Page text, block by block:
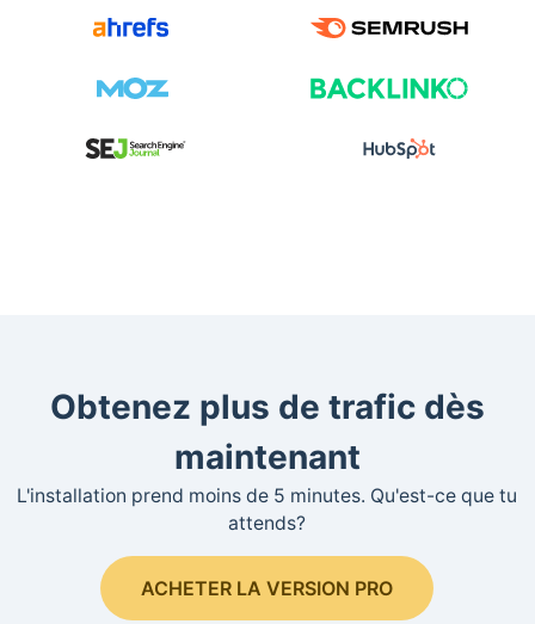
Obtenez plus de trafic dès
maintenant
L'installation prend moins de 5 minutes. Qu'est-ce que tu
attends?
ACHETER LA VERSION PRO